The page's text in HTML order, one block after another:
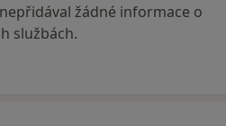
žádné informace o
službách.